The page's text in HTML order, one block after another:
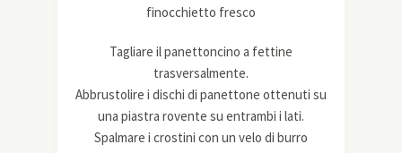
finocchietto fresco
Tagliare il panettoncino a fettine
trasversalmente.
Abbrustolire i dischi di panettone ottenuti su
una piastra rovente su entrambi i lati.
Spalmare i crostini con un velo di burro